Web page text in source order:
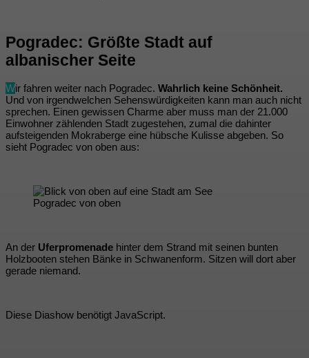
Pogradec: Größte Stadt auf
albanischer Seite
Wir fahren weiter nach Pogradec. Wahrlich keine Schönheit.
Und von irgendwelchen Sehenswürdigkeiten kann man auch nicht
sprechen. Einen gewissen Charme aber muss man der 21.000
Einwohner zählenden Stadt zugestehen, zumal die dahinter
aufsteigenden Mokraberge eine hübsche Kulisse abgeben. So
sieht Pogradec von oben aus:
Pogradec von oben
An der Uferpromenade hinter dem Strand mit seinen bunten
Holzbooten stehen Bänke in Schwanenform. Sitzen will dort aber
gerade niemand.
Diese Diashow benötigt JavaScript.